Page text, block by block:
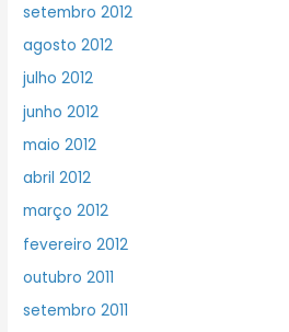
setembro 2012
agosto 2012
julho 2012
junho 2012
maio 2012
abril 2012
março 2012
fevereiro 2012
outubro 2011
setembro 2011